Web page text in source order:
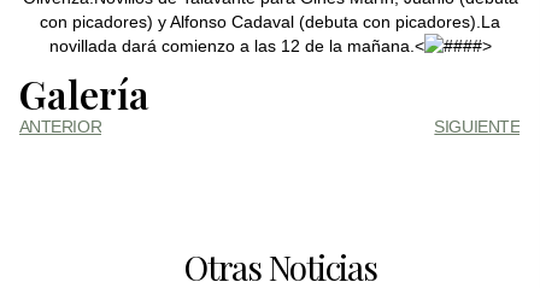
con picadores) y Alfonso Cadaval (debuta con picadores).La
novillada dará comienzo a las 12 de la mañana.<
>
Galería
ANTERIOR SIGUIENTE
Otras Noticias